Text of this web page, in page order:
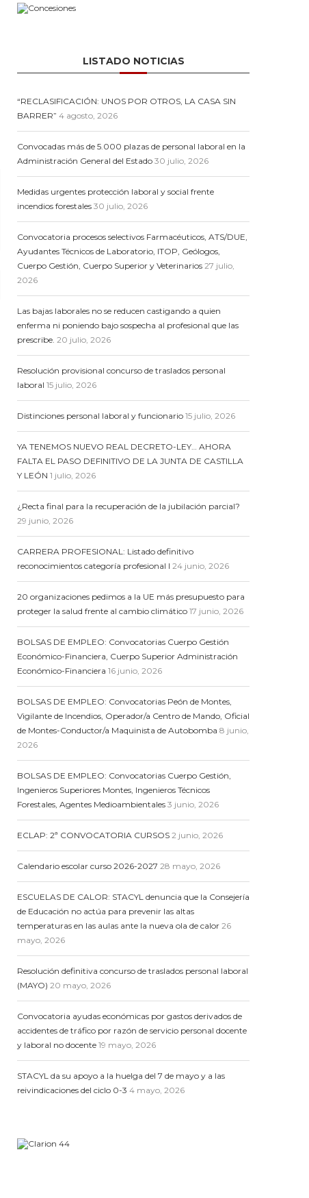
2025
LISTADO NOTICIAS
“RECLASIFICACIÓN: UNOS POR OTROS, LA CASA SIN
BARRER” 4 agosto, 2026
Convocadas más de 5.000 plazas de personal laboral en la
Administración General del Estado 30 julio, 2026
Medidas urgentes protección laboral y social frente
incendios forestales 30 julio, 2026
Convocatoria procesos selectivos Farmacéuticos, ATS/DUE,
Ayudantes Técnicos de Laboratorio, ITOP, Geólogos,
Cuerpo Gestión, Cuerpo Superior y Veterinarios 27 julio,
2026
Las bajas laborales no se reducen castigando a quien
enferma ni poniendo bajo sospecha al profesional que las
prescribe. 20 julio, 2026
Resolución provisional concurso de traslados personal
laboral 15 julio, 2026
Distinciones personal laboral y funcionario 15 julio, 2026
YA TENEMOS NUEVO REAL DECRETO-LEY… AHORA
FALTA EL PASO DEFINITIVO DE LA JUNTA DE CASTILLA
Y LEÓN 1 julio, 2026
¿Recta final para la recuperación de la jubilación parcial?
29 junio, 2026
CARRERA PROFESIONAL: Listado definitivo
reconocimientos categoría profesional I 24 junio, 2026
20 organizaciones pedimos a la UE más presupuesto para
proteger la salud frente al cambio climático 17 junio, 2026
BOLSAS DE EMPLEO: Convocatorias Cuerpo Gestión
Económico-Financiera, Cuerpo Superior Administración
Económico-Financiera 16 junio, 2026
BOLSAS DE EMPLEO: Convocatorias Peón de Montes,
Vigilante de Incendios, Operador/a Centro de Mando, Oficial
de Montes-Conductor/a Maquinista de Autobomba 8 junio,
2026
BOLSAS DE EMPLEO: Convocatorias Cuerpo Gestión,
Ingenieros Superiores Montes, Ingenieros Técnicos
Forestales, Agentes Medioambientales 3 junio, 2026
ECLAP: 2ª CONVOCATORIA CURSOS 2 junio, 2026
Calendario escolar curso 2026-2027 28 mayo, 2026
ESCUELAS DE CALOR: STACYL denuncia que la Consejería
de Educación no actúa para prevenir las altas
temperaturas en las aulas ante la nueva ola de calor 26
mayo, 2026
Resolución definitiva concurso de traslados personal laboral
(MAYO) 20 mayo, 2026
Convocatoria ayudas económicas por gastos derivados de
accidentes de tráfico por razón de servicio personal docente
y laboral no docente 19 mayo, 2026
STACYL da su apoyo a la huelga del 7 de mayo y a las
reivindicaciones del ciclo 0-3 4 mayo, 2026